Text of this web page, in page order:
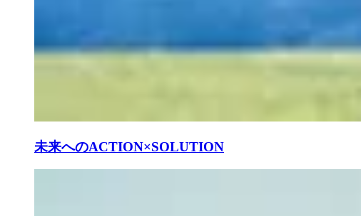
未来へのACTION×SOLUTION